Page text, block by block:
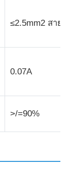
≤2.5mm2 สาย
0.07A
>/=90%